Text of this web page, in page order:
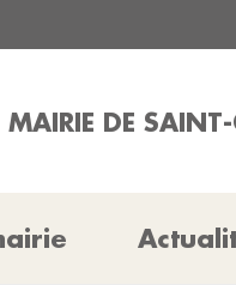
MAIRIE DE